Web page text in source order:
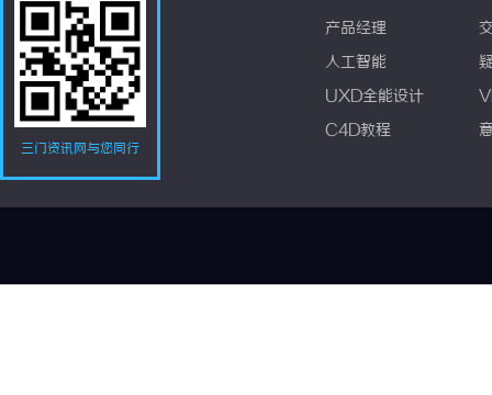
三门资讯网与您同行
产品经理
人工智能
UXD全能设计
C4D教程